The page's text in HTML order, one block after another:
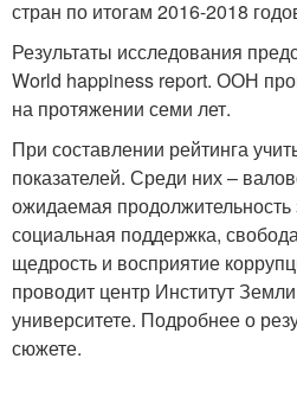
стран по итогам 2016-2018
Результаты исследования
World happiness report. ООН
на протяжении семи лет.
При составлении рейтинга
показателей. Среди них –
ожидаемая продолжительность
социальная поддержка,
щедрость и восприятие
проводит центр Институт
университете. Подробнее о
сюжете.